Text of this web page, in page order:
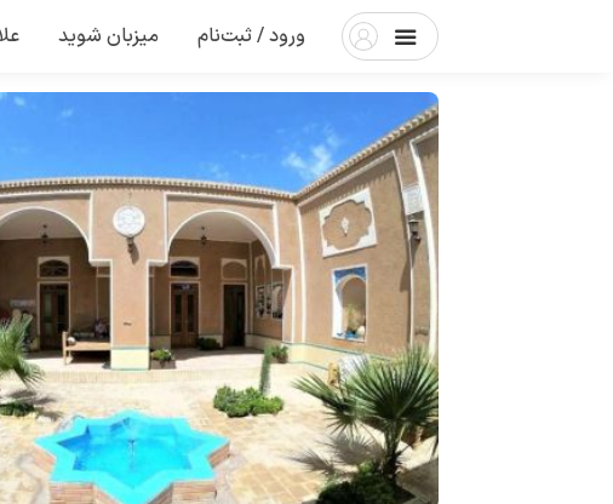
ورود / ثبت‌نام میزبان شوید